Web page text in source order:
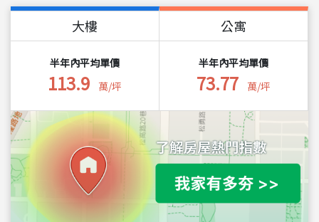
大樓
半年內平均單價
113.9 萬/坪
公寓
半年內平均單價
73.77 萬/坪